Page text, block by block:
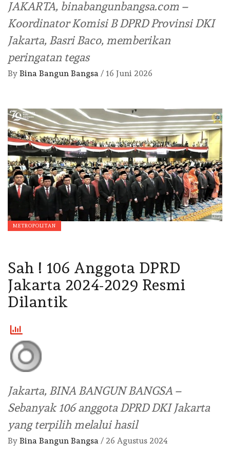
JAKARTA, binabangunbangsa.com –
Koordinator Komisi B DPRD Provinsi DKI
Jakarta, Basri Baco, memberikan
peringatan tegas
By Bina Bangun Bangsa / 16 Juni 2026
METROPOLITAN
Sah ! 106 Anggota DPRD
Jakarta 2024-2029 Resmi
Dilantik
Jakarta, BINA BANGUN BANGSA –
Sebanyak 106 anggota DPRD DKI Jakarta
yang terpilih melalui hasil
By Bina Bangun Bangsa / 26 Agustus 2024